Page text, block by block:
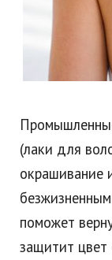
(лаки для
окрашивание
поможет
защитит цвет